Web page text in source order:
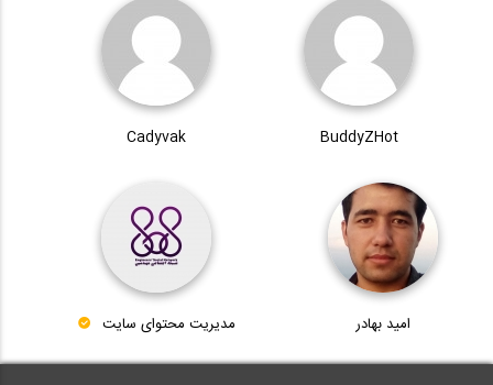
BuddyZHot
Cadyvak
امید بهادر مدیریت محتوای سایت